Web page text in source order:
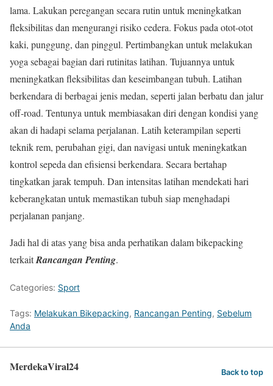
lama. Lakukan peregangan secara rutin untuk meningkatkan
fleksibilitas dan mengurangi risiko cedera. Fokus pada otot-otot
kaki, punggung, dan pinggul. Pertimbangkan untuk melakukan
yoga sebagai bagian dari rutinitas latihan. Tujuannya untuk
meningkatkan fleksibilitas dan keseimbangan tubuh. Latihan
berkendara di berbagai jenis medan, seperti jalan berbatu dan jalur
off-road. Tentunya untuk membiasakan diri dengan kondisi yang
akan di hadapi selama perjalanan. Latih keterampilan seperti
teknik rem, perubahan gigi, dan navigasi untuk meningkatkan
kontrol sepeda dan efisiensi berkendara. Secara bertahap
tingkatkan jarak tempuh. Dan intensitas latihan mendekati hari
keberangkatan untuk memastikan tubuh siap menghadapi
perjalanan panjang.
Jadi hal di atas yang bisa anda perhatikan dalam bikepacking
terkaitRancangan Penting.
Categories: Sport
Tags: Melakukan Bikepacking, Rancangan Penting, Sebelum
Anda
MerdekaViral24 Back to top